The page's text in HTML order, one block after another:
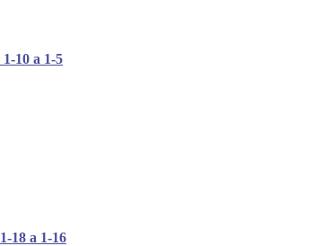
1-10 a 1-5
18 a 1-16